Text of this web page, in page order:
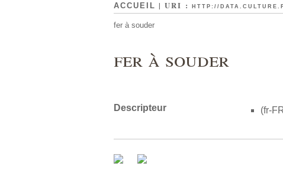
ACCUEIL | URI : HTTP://
fer à souder
fer à souder
Descripteur (fr-